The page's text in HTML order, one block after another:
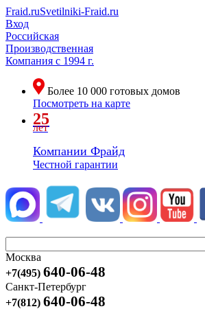
Fraid.ruSvetilniki-Fraid.ru
Вход
Российская
Производственная
Компания с 1994 г.
Более 10 000 готовых домов
Посмотреть на карте
25
лет
Компании Фрайд
Честной гарантии
Москва
+7(495) 640-06-48
Санкт-Петербург
+7(812) 640-06-48